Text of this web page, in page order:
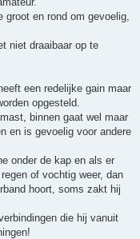
en rond om gevoelig,
niet draaibaar op te
een redelijke gain maar
opgesteld.
binnen gaat wel maar
en is gevoelig voor andere
onder de kap en als er
of vochtig weer, dan
hoort, soms zakt hij
die hij vanuit